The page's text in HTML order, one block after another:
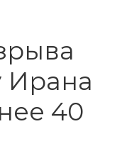
Ирана
40